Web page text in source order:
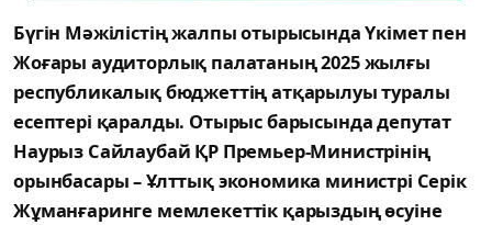
Бүгін Мәжілістің жалпы отырысында Үкімет пен
Жоғары аудиторлық палатаның 2025 жылғы
республикалық бюджеттің атқарылуы туралы
есептері қаралды. Отырыс барысында депутат
Наурыз Сайлаубай ҚР Премьер-Министрінің
орынбасары – Ұлттық экономика министрі Серік
Жұманғаринге мемлекеттік қарыздың өсуіне